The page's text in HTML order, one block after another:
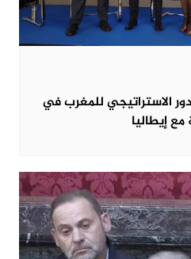
الاستراتيجي للمغرب في
إيطاليا